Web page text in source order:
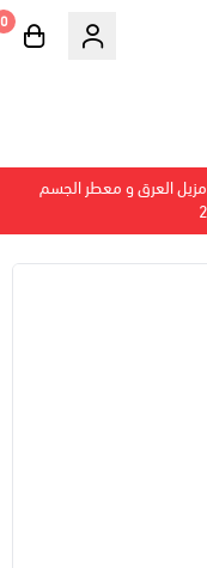
0
مزيل العرق و معطر الجسم